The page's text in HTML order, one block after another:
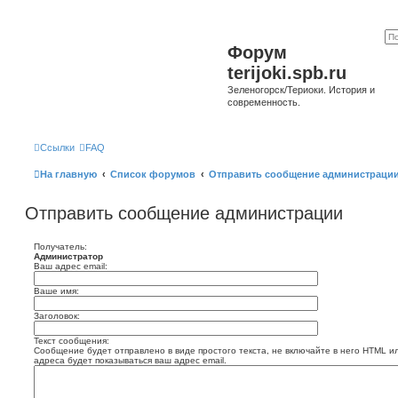
Форум
terijoki.spb.ru
Зеленогорск/Териоки. История и
современность.
Ссылки FAQ
На главную Список форумов Отправить сообщение
Отправить сообщение администрации
Получатель:
Администратор
Ваш адрес email:
Ваше имя:
Заголовок:
Текст сообщения:
Сообщение будет отправлено в виде простого текста, не включайте в него HTML
адреса будет показываться ваш адрес email.